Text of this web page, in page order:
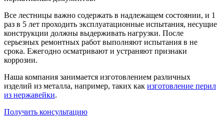
Все лестницы важно содержать в надлежащем состоянии, и 1
раз в 5 лет проходить эксплуатационные испытания, несущие
конструкции должны выдерживать нагрузки. После
серьезных ремонтных работ выполняют испытания в не
срока. Ежегодно осматривают и устраняют признаки
коррозии.
Наша компания занимается изготовлением различных
изделий из металла, например, таких как изготовление перил
из нержавейки.
Получить консультацию